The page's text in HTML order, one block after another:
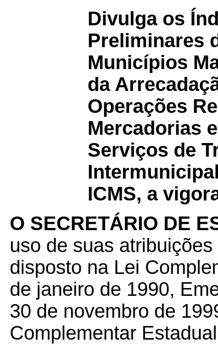
Divulga os
Preliminares
Municípios
da
Operações
Mercadorias
Serviços de
ICMS, a
O SECRETÁRIO DE
uso de suas
disposto na Lei
de janeiro de 1990,
30 de novembro de
Complementar